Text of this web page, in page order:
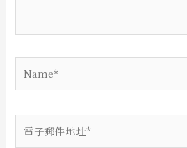
子